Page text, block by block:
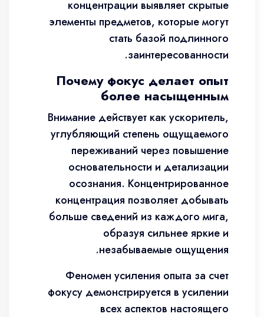
концентрации выявляет скрытые
элементы предметов, которые могут
стать базой подлинного
заинтересованности.
Почему фокус делает опыт
более насыщенным
Внимание действует как ускоритель,
углубляющий степень ощущаемого
переживаний через повышение
основательности и детализации
осознания. Концентрированное
концентрация позволяет добывать
больше сведений из каждого мига,
образуя сильнее яркие и
незабываемые ощущения.
Феномен усиления опыта за счет
фокусу демонстрируется в усилении
всех аспектов настоящего